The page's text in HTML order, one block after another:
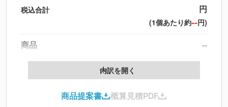
税込合計 円
(1個あたり約--円)
商品
--
製版代
印刷代
北海道・沖縄・離島 別途
内訳を開く
商品提案書 概算見積PDF